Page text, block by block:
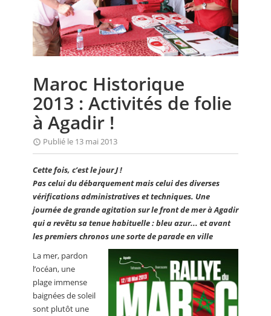
CALENDRIER
FOCUS
ANNUAIRES
PETITES ANNONCES
Maroc Historique
2013 : Activités de folie
à Agadir !
Publié le 13 mai 2013
Cette fois, c’est le jour J !
Pas celui du débarquement mais celui des diverses
vérifications administratives et techniques. Une
journée de grande agitation sur le front de mer à Agadir
qui a revêtu sa tenue habituelle : bleu azur... et avant
les premiers chronos une sorte de parade en ville
La mer, pardon
l’océan, une
plage immense
baignées de soleil
sont plutôt une